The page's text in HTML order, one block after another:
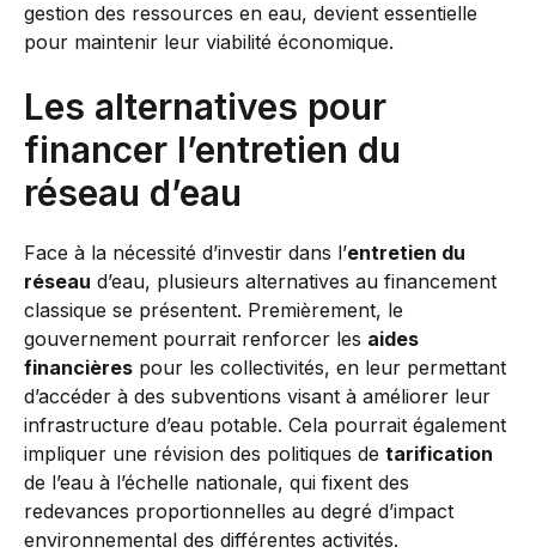
gestion des ressources en eau, devient essentielle
pour maintenir leur viabilité économique.
Les alternatives pour
financer l’entretien du
réseau d’eau
Face à la nécessité d’investir dans l’entretien du
réseau d’eau, plusieurs alternatives au financement
classique se présentent. Premièrement, le
gouvernement pourrait renforcer les aides
financières pour les collectivités, en leur permettant
d’accéder à des subventions visant à améliorer leur
infrastructure d’eau potable. Cela pourrait également
impliquer une révision des politiques de tarification
de l’eau à l’échelle nationale, qui fixent des
redevances proportionnelles au degré d’impact
environnemental des différentes activités.